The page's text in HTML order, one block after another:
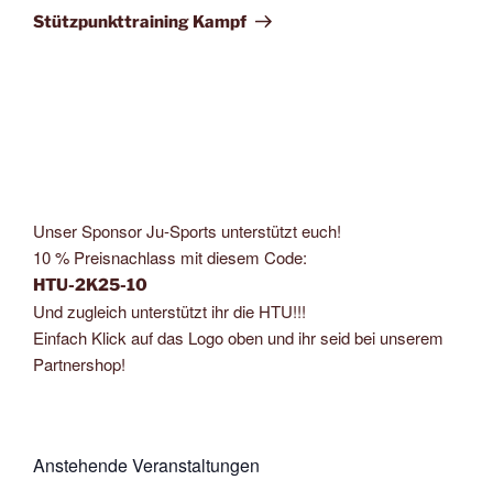
Beitrag
Stützpunkttraining Kampf
Unser Sponsor Ju-Sports unterstützt euch!
10 % Preisnachlass mit diesem Code:
HTU-2K25-10
Und zugleich unterstützt ihr die HTU!!!
Einfach Klick auf das Logo oben und ihr seid bei unserem
Partnershop!
Anstehende Veranstaltungen